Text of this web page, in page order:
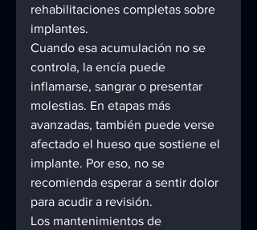
rehabilitaciones completas sobre
implantes.
Cuando esa acumulación no se
controla, la encía puede
inflamarse, sangrar o presentar
molestias. En etapas más
avanzadas, también puede verse
afectado el hueso que sostiene el
implante. Por eso, no se
recomienda esperar a sentir dolor
para acudir a revisión.
Los mantenimientos de